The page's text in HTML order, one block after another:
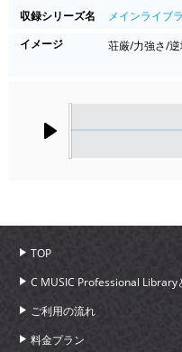
収録シリーズ名
メインライブ
イメージ
荘厳/力強さ/
TOP
C MUSIC Professional Library
ご利用の流れ
料金プラン